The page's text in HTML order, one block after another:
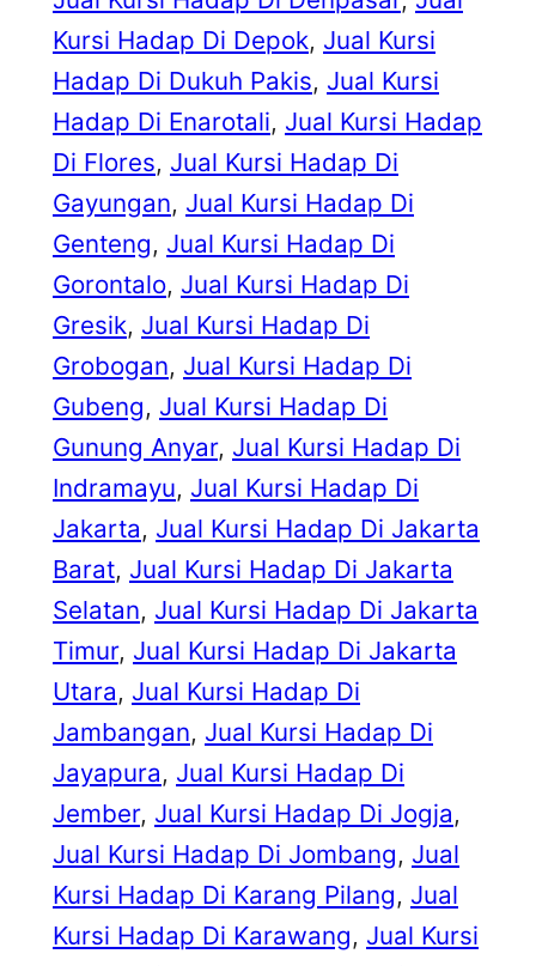
Kursi Hadap Di Depok, Jual Kursi
Hadap Di Dukuh Pakis, Jual Kursi
Hadap Di Enarotali, Jual Kursi Hadap
Di Flores, Jual Kursi Hadap Di
Gayungan, Jual Kursi Hadap Di
Genteng, Jual Kursi Hadap Di
Gorontalo, Jual Kursi Hadap Di
Gresik, Jual Kursi Hadap Di
Grobogan, Jual Kursi Hadap Di
Gubeng, Jual Kursi Hadap Di
Gunung Anyar, Jual Kursi Hadap Di
Indramayu, Jual Kursi Hadap Di
Jakarta, Jual Kursi Hadap Di Jakarta
Barat, Jual Kursi Hadap Di Jakarta
Selatan, Jual Kursi Hadap Di Jakarta
Timur, Jual Kursi Hadap Di Jakarta
Utara, Jual Kursi Hadap Di
Jambangan, Jual Kursi Hadap Di
Jayapura, Jual Kursi Hadap Di
Jember, Jual Kursi Hadap Di Jogja
Jual Kursi Hadap Di Jombang, Jual
Kursi Hadap Di Karang Pilang, Jual
Kursi Hadap Di Karawang, Jual Kursi